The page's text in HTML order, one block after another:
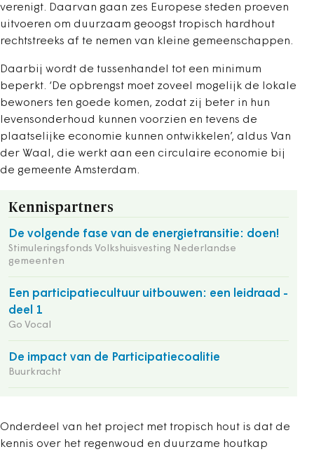
verenigt. Daarvan gaan zes Europese steden proeven
uitvoeren om duurzaam geoogst tropisch hardhout
rechtstreeks af te nemen van kleine gemeenschappen.
Daarbij wordt de tussenhandel tot een minimum
beperkt. ‘De opbrengst moet zoveel mogelijk de lokale
bewoners ten goede komen, zodat zij beter in hun
levensonderhoud kunnen voorzien en tevens de
plaatselijke economie kunnen ontwikkelen’, aldus Van
der Waal, die werkt aan een circulaire economie bij
de gemeente Amsterdam.
Kennispartners
De volgende fase van de energietransitie: doen!
Stimuleringsfonds Volkshuisvesting Nederlandse
gemeenten
Een participatiecultuur uitbouwen: een leidraad -
deel 1
Go Vocal
De impact van de Participatiecoalitie
Buurkracht
Onderdeel van het project met tropisch hout is dat de
kennis over het regenwoud en duurzame houtkap